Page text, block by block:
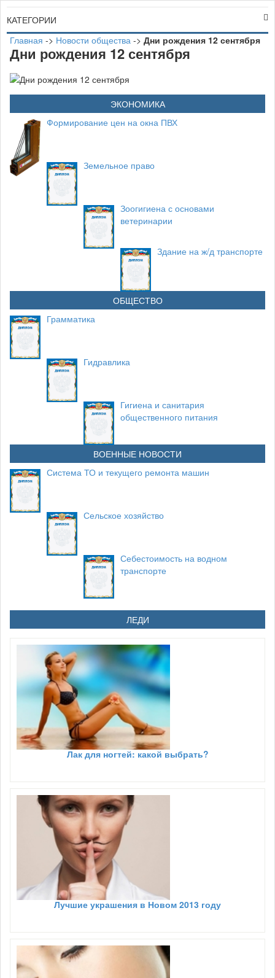
КАТЕГОРИИ
Главная -> Новости общества -> Дни рождения 12 сентября
Дни рождения 12 сентября
ЭКОНОМИКА
Формирование цен на окна ПВХ
Земельное право
Зоогигиена с основами
ветеринарии
Здание на ж/д транспорте
ОБЩЕСТВО
Грамматика
Гидравлика
Гигиена и санитария
общественного питания
ВОЕННЫЕ НОВОСТИ
Система ТО и текущего ремонта машин
Сельское хозяйство
Себестоимость на водном
транспорте
ЛЕДИ
Лак для ногтей: какой выбрать?
Лучшие украшения в Новом 2013 году